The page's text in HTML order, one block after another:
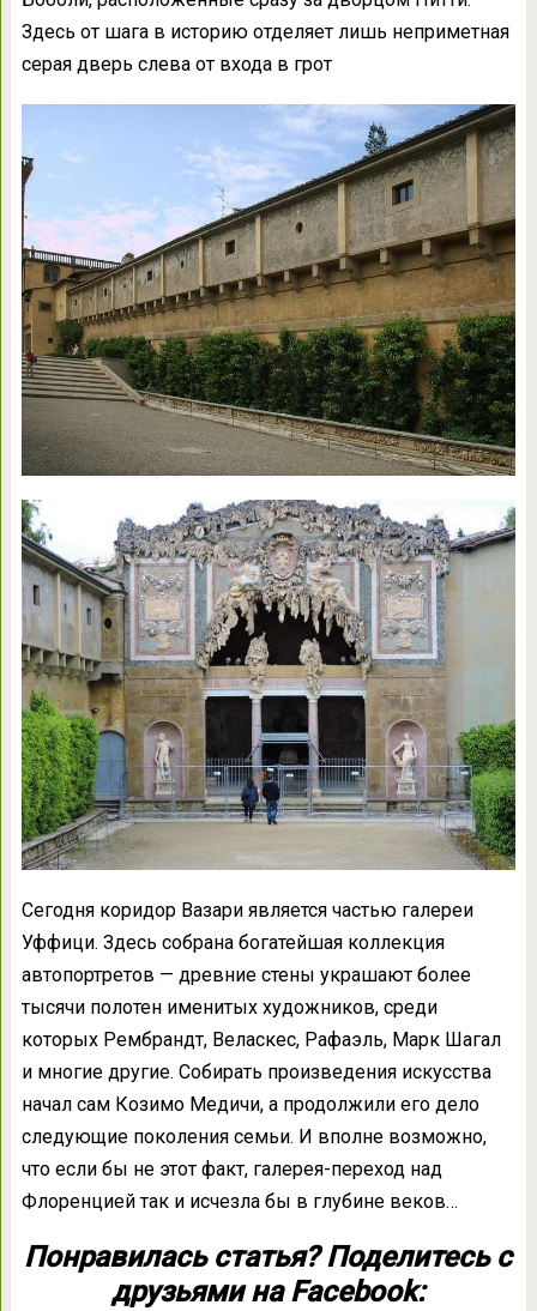
Здесь от шага в историю отделяет лишь неприметная
серая дверь слева от входа в грот
Сегодня коридор Вазари является частью галереи
Уффици. Здесь собрана богатейшая коллекция
автопортретов — древние стены украшают более
тысячи полотен именитых художников, среди
которых Рембрандт, Веласкес, Рафаэль, Марк Шагал
и многие другие. Собирать произведения искусства
начал сам Козимо Медичи, а продолжили его дело
следующие поколения семьи. И вполне возможно,
что если бы не этот факт, галерея-переход над
Флоренцией так и исчезла бы в глубине веков…
Понравилась статья? Поделитесь с
друзьями на Facebook: